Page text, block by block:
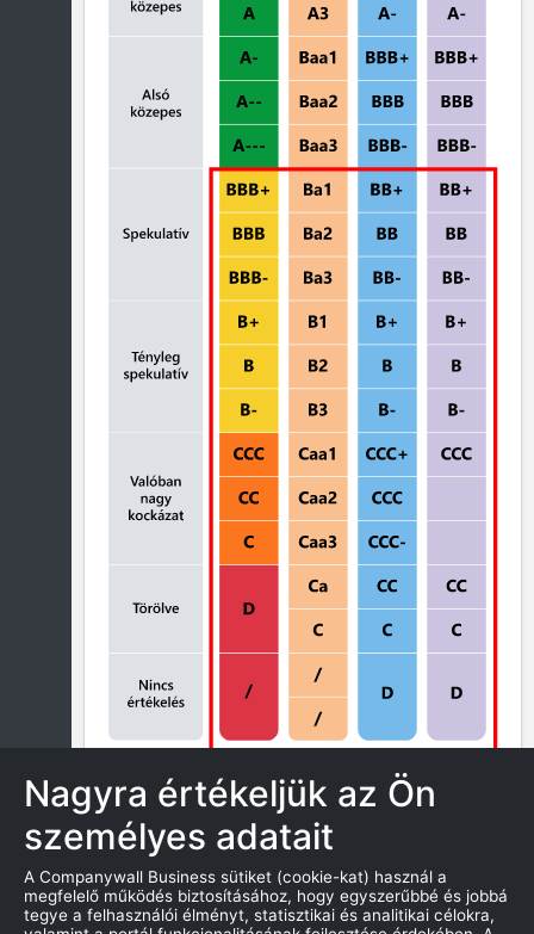
ZÁROLÁS
Nagyra értékeljük az Ön
személyes adatait
A Companywall Business sütiket (cookie-kat) használ a
megfelelő működés biztosításához, hogy egyszerűbbé és jobbá
tegye a felhasználói élményt, statisztikai és analitikai célokra,